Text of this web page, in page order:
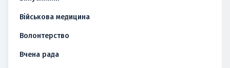
Військова медицина
Волонтерство
Вчена рада